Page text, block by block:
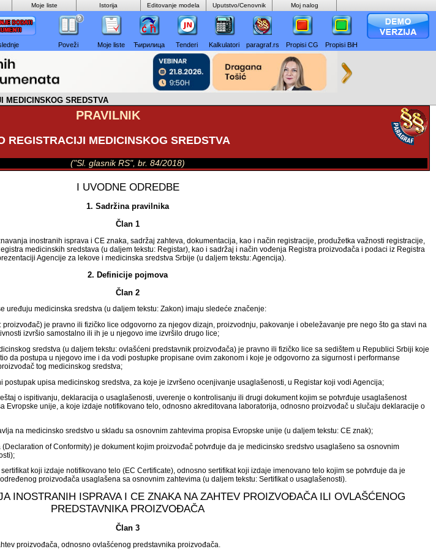
Moje liste Istorija Editovanje modela Uputstvo/Cenovnik Moj nalog
Poveži Moje liste Ћирилица Tenderi Kalkulatori paragraf.rs Propisi CG Propisi BiH
SREDSTVA
PRAVILNIK
REGISTRACIJI MEDICINSKOG SREDSTVA
("Sl. glasnik RS", br. 84/2018)
I UVODNE ODREDBE
1. Sadržina pravilnika
Član 1
inostranih isprava i CE znaka, sadržaj zahteva, dokumentacija, kao i način registracije, produžetka važnosti registracije,
medicinskih sredstava (u daljem tekstu: Registar), kao i sadržaj i način vođenja Registra proizvođača i podaci iz Registra
Agencije za lekove i medicinska sredstva Srbije (u daljem tekstu: Agencija).
2. Definicije pojmova
Član 2
uređuju medicinska sredstva (u daljem tekstu: Zakon) imaju sledeće značenje:
je pravno ili fizičko lice odgovorno za njegov dizajn, proizvodnju, pakovanje i obeležavanje pre nego što ga stavi na
izvršio samostalno ili ih je u njegovo ime izvršilo drugo lice;
sredstva (u daljem tekstu: ovlašćeni predstavnik proizvođača) je pravno ili fizičko lice sa sedištem u Republici Srbiji koje
da postupa u njegovo ime i da vodi postupke propisane ovim zakonom i koje je odgovorno za sigurnost i performanse
tog medicinskog sredstva;
upisa medicinskog sredstva, za koje je izvršeno ocenjivanje usaglašenosti, u Registar koji vodi Agencija;
o ispitivanju, deklaracija o usaglašenosti, uverenje o kontrolisanju ili drugi dokument kojim se potvrđuje usaglašenost
Evropske unije, a koje izdaje notifikovano telo, odnosno akreditovana laboratorija, odnosno proizvođač u slučaju deklaracije o
na medicinsko sredstvo u skladu sa osnovnim zahtevima propisa Evropske unije (u daljem tekstu: CE znak);
of Conformity) je dokument kojim proizvođač potvrđuje da je medicinsko sredstvo usaglašeno sa osnovnim
koji izdaje notifikovano telo (EC Certificate), odnosno sertifikat koji izdaje imenovano telo kojim se potvrđuje da je
proizvođača usaglašena sa osnovnim zahtevima (u daljem tekstu: Sertifikat o usaglašenosti).
INOSTRANIH ISPRAVA I CE ZNAKA NA ZAHTEV PROIZVOĐAČA ILI OVLAŠĆENOG
PREDSTAVNIKA PROIZVOĐAČA
Član 3
proizvođača, odnosno ovlašćenog predstavnika proizvođača.